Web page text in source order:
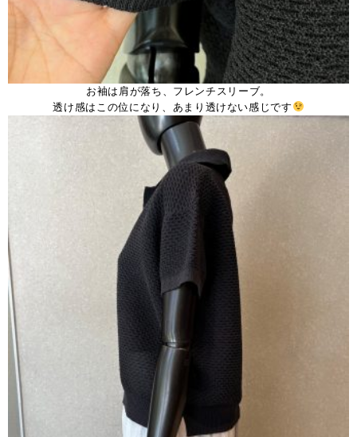
お袖は肩が落ち、フレンチスリーブ。
透け感はこの位になり、あまり透けない感じです